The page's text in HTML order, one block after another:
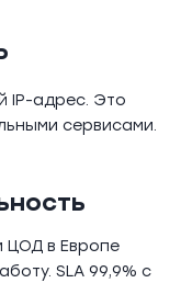
IP-адрес. Это
сервисами.
в Европе
SLA 99,9% с